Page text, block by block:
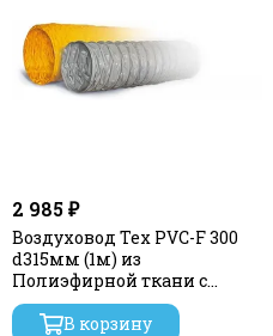
2 985 ₽
Воздуховод Tex PVC-F 300
d315мм (1м) из
Полиэфирной ткани с
пропиткой ПВХ
В корзину